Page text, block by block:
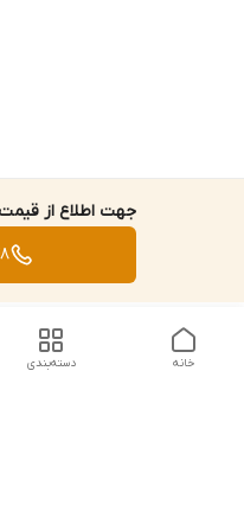
جهت اطلاع از
دسته‌بندی خانه